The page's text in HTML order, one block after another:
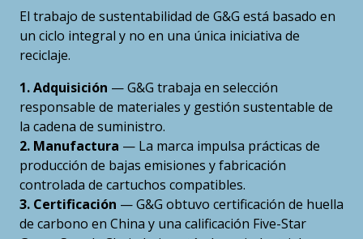
El trabajo de sustentabilidad de G&G está basado en
un ciclo integral y no en una única iniciativa de
reciclaje.
1. Adquisición — G&G trabaja en selección
responsable de materiales y gestión sustentable de
la cadena de suministro.
2. Manufactura — La marca impulsa prácticas de
producción de bajas emisiones y fabricación
controlada de cartuchos compatibles.
3. Certificación — G&G obtuvo certificación de huella
de carbono en China y una calificación Five-Star